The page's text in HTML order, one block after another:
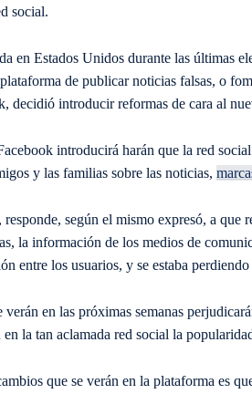
social.
en Estados Unidos durante las últimas
de publicar noticias falsas, o
decidió introducir reformas de cara al
introducirá harán que la red
y las familias sobre las noticias,
, responde, según el mismo expresó, a que
la información de los medios de
entre los usuarios, y se estaba
en las próximas semanas
la tan aclamada red social la
que se verán en la plataforma es